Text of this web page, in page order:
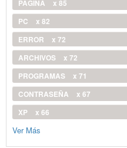
PAGINA
x 85
PC
x 82
ERROR
x 72
ARCHIVOS
x 72
PROGRAMAS
x 71
CONTRASEÑA
x 67
XP
x 66
Ver Más